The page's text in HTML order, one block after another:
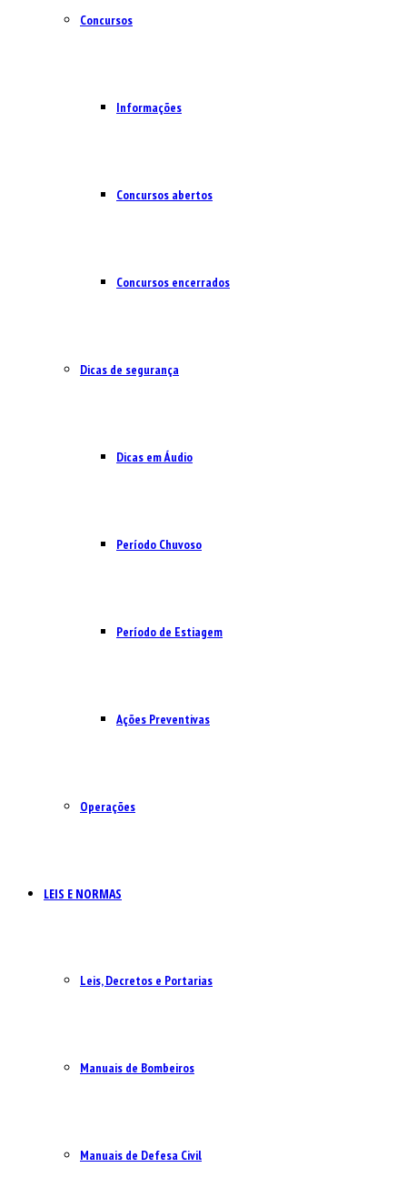
Concursos
Informações
Concursos abertos
Concursos encerrados
Dicas de segurança
Dicas em Áudio
Período Chuvoso
Período de Estiagem
Ações Preventivas
Operações
LEIS E NORMAS
Leis, Decretos e Portarias
Manuais de Bombeiros
Manuais de Defesa Civil